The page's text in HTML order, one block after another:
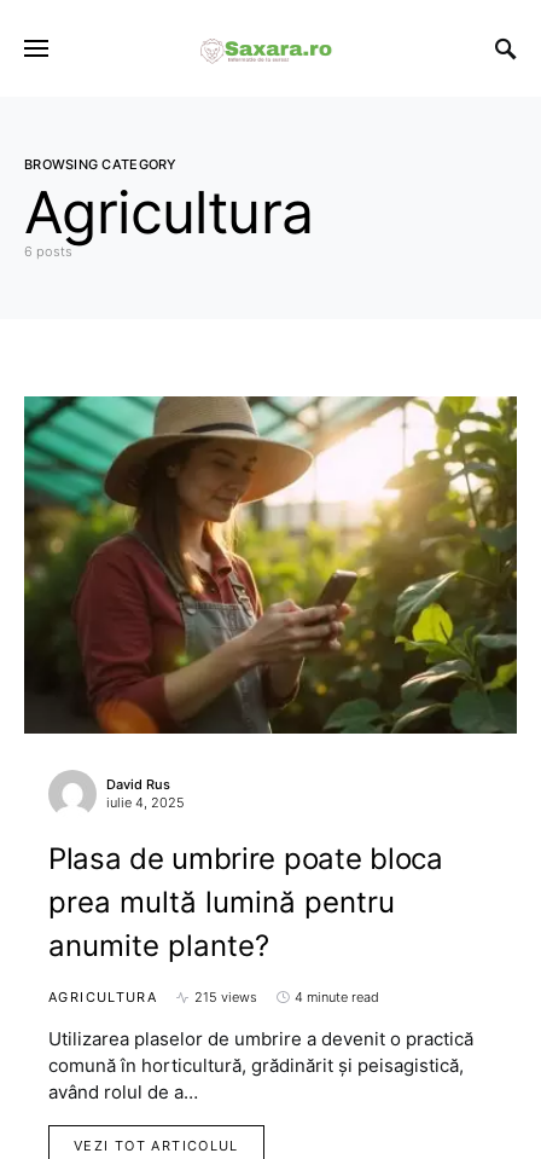
BROWSING CATEGORY
Agricultura
6 posts
David Rus
iulie 4, 2025
Plasa de umbrire poate bloca
prea multă lumină pentru
anumite plante?
AGRICULTURA 215 views 4 minute read
Utilizarea plaselor de umbrire a devenit o practică
comună în horticultură, grădinărit și peisagistică,
având rolul de a…
VEZI TOT ARTICOLUL